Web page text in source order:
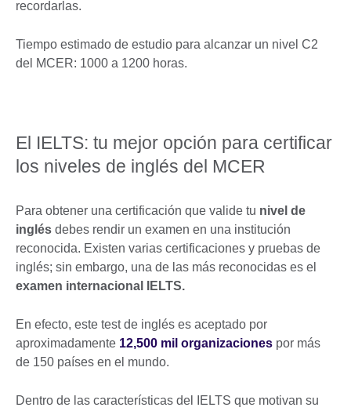
recordarlas.
Tiempo estimado de estudio para alcanzar un nivel C2
del MCER: 1000 a 1200 horas.
El IELTS: tu mejor opción para certificar
los niveles de inglés del MCER
Para obtener una certificación que valide tu nivel de
inglés debes rendir un examen en una institución
reconocida. Existen varias certificaciones y pruebas de
inglés; sin embargo, una de las más reconocidas es el
examen internacional IELTS.
En efecto, este test de inglés es aceptado por
aproximadamente 12,500 mil organizaciones por más
de 150 países en el mundo.
Dentro de las características del IELTS que motivan su